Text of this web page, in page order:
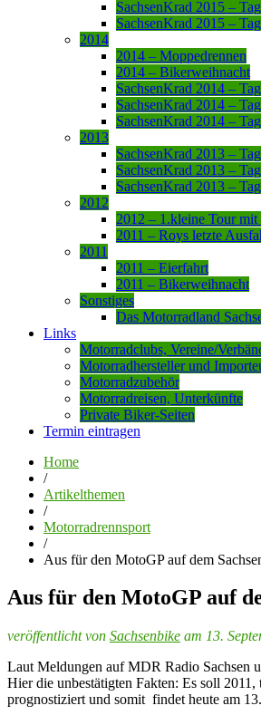
SachsenKrad 2015 –
SachsenKrad 2015 –
2014
2014 – Moppedrennen
2014 – Bikerweihnacht
SachsenKrad 2014 –
SachsenKrad 2014 –
SachsenKrad 2014 –
2013
SachsenKrad 2013 –
SachsenKrad 2013 –
SachsenKrad 2013 –
2012
2012 – 1.kleine Tour
2011 – Roys letzte
2011
2011 – Eierfahrt
2011 – Bikerweihnacht
Sonstiges
Das Motorradland
Links
Motorradclubs, Vereine/
Motorradhersteller und
Motorradzubehör
Motorradreisen, Unterkünfte
Private Biker-Seiten
Termin eintragen
Home
/
Artikelthemen
/
Motorradrennsport
/
Aus für den MotoGP auf dem
Aus für den MotoGP auf
veröffentlicht von Sachsenbike am 13.
Laut Meldungen auf MDR Radio Sachsen
Hier die unbestätigten Fakten: Es soll
prognostiziert und somit findet heute am